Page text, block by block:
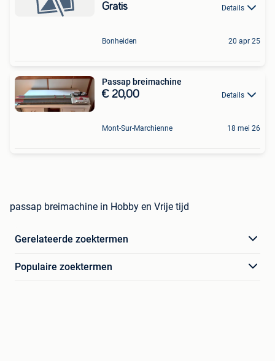
Gratis Details
Bonheiden 20 apr 25
Passap breimachine
€ 20,00 Details
Mont-Sur-Marchienne 18 mei 26
passap breimachine in Hobby en Vrije tijd
Gerelateerde zoektermen
Populaire zoektermen